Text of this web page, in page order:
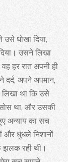
धोखा दिया,
उसने लिखा
हर रात अपनी ही
दर्द, अपने अपमान,
था कि उसे
था, और उसकी
अन्याय का सच
और धुंधले निशानों
झलक रही थी।